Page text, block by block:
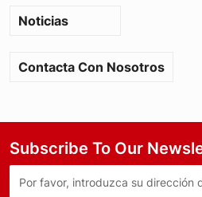
Noticias
Contacta Con Nosotros
Subscribe To Our